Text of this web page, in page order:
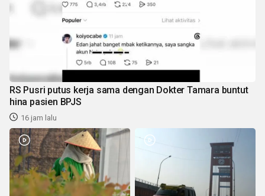
RS Pusri putus kerja sama dengan Dokter Tamara buntut
hina pasien BPJS
16 jam lalu